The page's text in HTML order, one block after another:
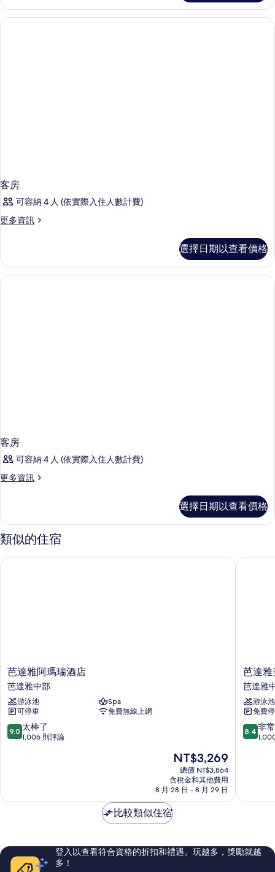
的
詳
情
客房
可容納 4 人 (依實際入住人數計費)
更多資訊
更
的
詳
情
選擇日期以查看價格
客房
可容納 4 人 (依實際入住人數計費)
更多資訊
更
的
詳
情
選擇日期以查看價格
類似的住宿
芭
達
雅
阿
瑪
瑞
酒
部
芭達雅阿瑪瑞酒店
芭達雅中部
游泳池
Spa
可停車
免費無線上網
9.0
分，
棒
評
論
9.0 太棒了
1,006 則評論
現
在
價
格
為
NT$3,269
NT$3,269
總價 NT$3,864
含稅金和其他費用
8 月 28 日 - 8 月 29 日
芭達雅阿瑪瑞酒店
芭
達
雅
美
居
海
洋
雅
芭達雅
芭達雅
游泳池
免費
8.4
分，
常
評
論
8.4 非
芭達雅
比較類似住宿
登入以查看符合資格的折扣和禮遇。玩越多，獎勵就越
多！